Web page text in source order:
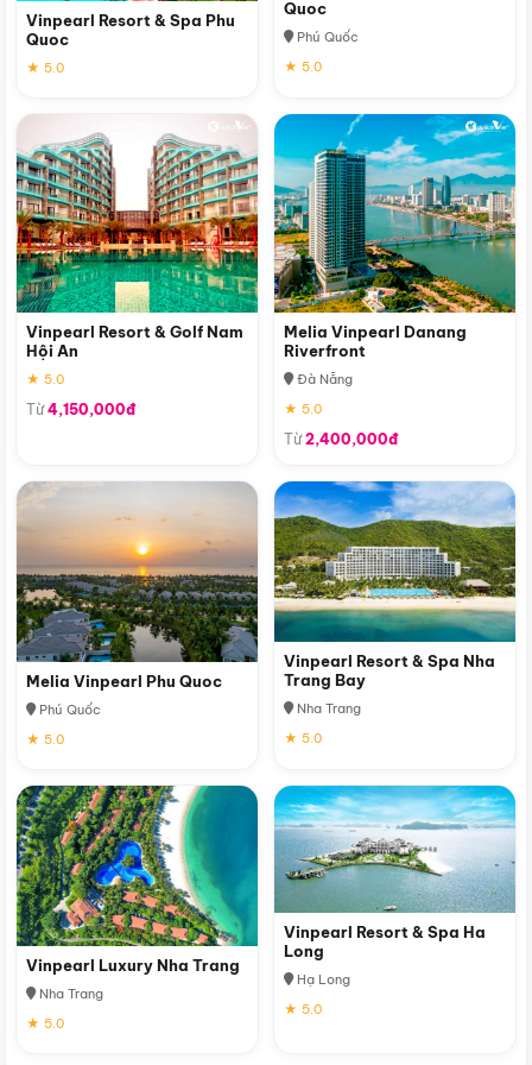
Vinpearl Resort & Spa Phu
Quoc
★ 5.0
Quoc
Phú Quốc
★ 5.0
Vinpearl Resort & Golf Nam
Hội An
★ 5.0
Từ4,150,000đ
Melia Vinpearl Danang
Riverfront
Đà Nẵng
★ 5.0
Từ2,400,000đ
Melia Vinpearl Phu Quoc
Phú Quốc
★ 5.0
Vinpearl Resort & Spa Nha
Trang Bay
Nha Trang
★ 5.0
Vinpearl Luxury Nha Trang
Nha Trang
★ 5.0
Vinpearl Resort & Spa Ha
Long
Hạ Long
★ 5.0